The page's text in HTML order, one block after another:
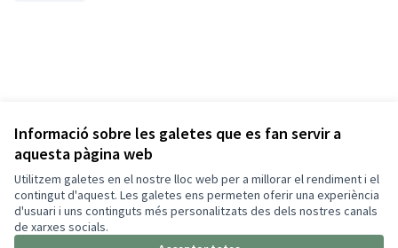
Informació sobre les galetes que es fan servir a
aquesta pàgina web
Utilitzem galetes en el nostre lloc web per a millorar el rendiment i el
contingut d'aquest. Les galetes ens permeten oferir una experiència
d'usuari i uns continguts més personalitzats des dels nostres canals
de xarxes socials.